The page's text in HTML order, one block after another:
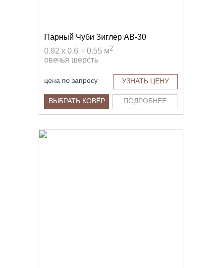
Парный Чуби Зиглер AB-30
0.92 x 0.6 = 0.55 м2
овечья шерсть
цена по запросу УЗНАТЬ ЦЕНУ
ВЫБРАТЬ КОВЁР ПОДРОБНЕЕ